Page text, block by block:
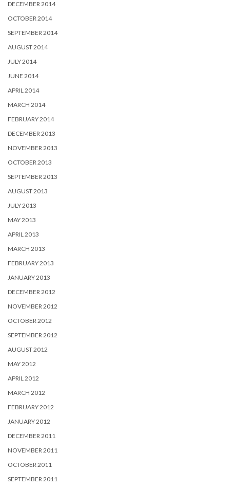
DECEMBER 2014
OCTOBER 2014
SEPTEMBER 2014
AUGUST 2014
JULY 2014
JUNE 2014
APRIL 2014
MARCH 2014
FEBRUARY 2014
DECEMBER 2013
NOVEMBER 2013
OCTOBER 2013
SEPTEMBER 2013
AUGUST 2013
JULY 2013
MAY 2013
APRIL 2013
MARCH 2013
FEBRUARY 2013
JANUARY 2013
DECEMBER 2012
NOVEMBER 2012
OCTOBER 2012
SEPTEMBER 2012
AUGUST 2012
MAY 2012
APRIL 2012
MARCH 2012
FEBRUARY 2012
JANUARY 2012
DECEMBER 2011
NOVEMBER 2011
OCTOBER 2011
SEPTEMBER 2011